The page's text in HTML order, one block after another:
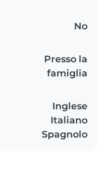
No
Presso la
famiglia
Inglese
Italiano
Spagnolo